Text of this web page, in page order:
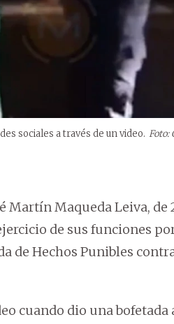
sociales a través de un video. Foto:
Martín Maqueda Leiva, de
de sus funciones
de Hechos Punibles
cuando dio una bofetada